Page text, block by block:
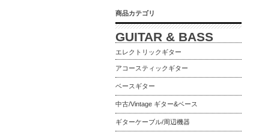
商品カテゴリ
GUITAR & BASS
エレクトリックギター
アコースティックギター
ベースギター
中古/Vintage ギター&ベース
ギターケーブル/周辺機器